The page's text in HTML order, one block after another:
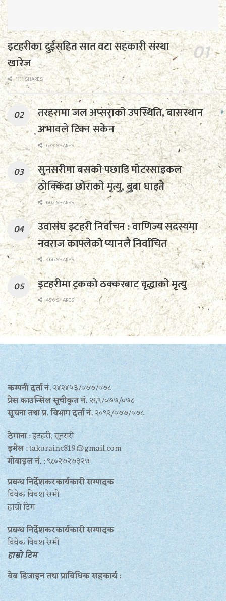
इटहरीका दुईसहित सात वटा सहकारी संस्था
खारेज
1111 SHARES
तरहरामा जल अप्सराको उपस्थिति, बासस्थान
अभावले टिक्न सकेन
633 SHARES
सुनसरीमा बसको पछाडि मोटरसाइकल
ठोक्किँदा छोराको मृत्यु, बुबा घाइते
602 SHARES
उवासंघ इटहरी निर्वाचन : वाणिज्य सदस्यमा
नवराज काफ्लेको प्यानलै निर्वाचित
466 SHARES
इटहरीमा ट्रकको ठक्करबाट वृद्धाको मृत्यु
456 SHARES
कम्पनी दर्ता नं.२४२४५३/०७७/०७८
प्रेस काउन्सिल सूचीकृत नं.२६९/०७७/०७८
सूचना तथा प्र‍. विभाग दर्ता नं.२०९२/०७७/०७८
ठेगाना: इटहरी, सुनसरी
इमेल: takurainc819@gmail.com
मोबाइल नं.: ९८०२७२७३२७
प्रबन्ध निर्देशकरकार्यकारी सम्पादक
विवेक विवश रेग्मी
हाम्रो टिम
प्रबन्ध निर्देशकरकार्यकारी सम्पादक
विवेक विवश रेग्मी
हाम्रो टिम
वेब डिजाइन तथा प्राविधिक सहकार्य :